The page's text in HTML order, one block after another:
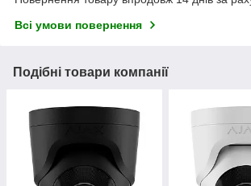
Всі умови повернення
Подібні товари компанії